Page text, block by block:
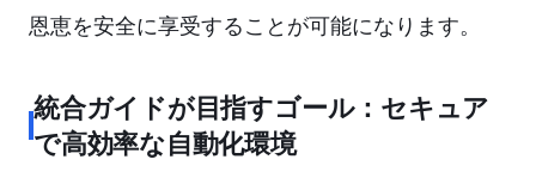
恩恵を安全に享受することが可能になります。
統合ガイドが目指すゴール：セキュア
で高効率な自動化環境